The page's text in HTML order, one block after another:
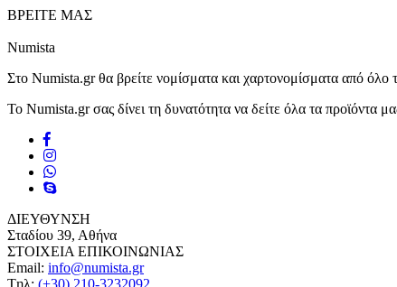
ΒΡΕΙΤΕ ΜΑΣ
Numista
Στο Numista.gr θα βρείτε νομίσματα και χαρτονομίσματα από
Το Numista.gr σας δίνει τη δυνατότητα να δείτε όλα τα προϊόντα
ΔΙΕΥΘΥΝΣΗ
Σταδίου 39, Αθήνα
ΣΤΟΙΧΕΙΑ ΕΠΙΚΟΙΝΩΝΙΑΣ
Email: info@numista.gr
Tηλ: (+30) 210-3232092